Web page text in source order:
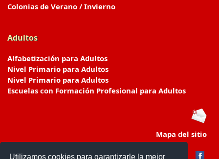
Utilizamos cookies para garantizarle la mejor
Colonias de Verano / Invierno
Adultos
Alfabetización para Adultos
Nivel Primario para Adultos
Nivel Primario para Adultos
Escuelas con Formación Profesional para Adultos
Mapa del sitio